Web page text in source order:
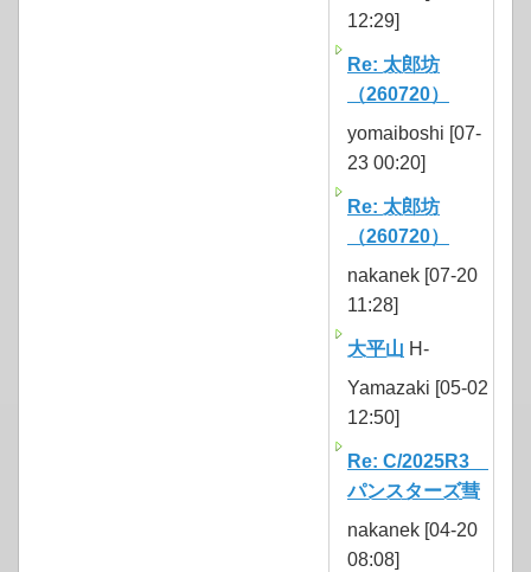
12:29]
Re: 太郎坊
（260720）
yomaiboshi [07-
23 00:20]
Re: 太郎坊
（260720）
nakanek [07-20
11:28]
大平山 H-
Yamazaki [05-02
12:50]
Re: C/2025R3
パンスターズ彗
nakanek [04-20
08:08]